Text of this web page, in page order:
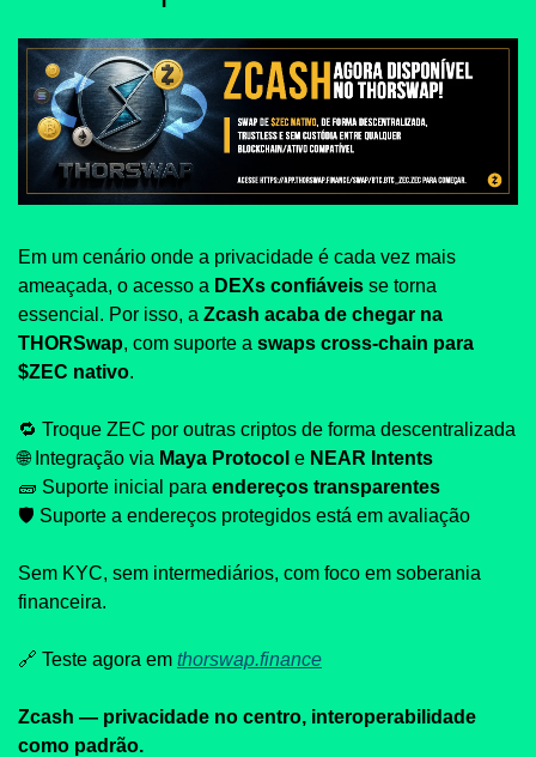
Em um cenário onde a privacidade é cada vez mais
ameaçada, o acesso a DEXs confiáveis se torna
essencial. Por isso, a Zcash acaba de chegar na
THORSwap, com suporte a swaps cross-chain para
$ZEC nativo.
🔁 Troque ZEC por outras criptos de forma descentralizada
🌐 Integração via Maya Protocol e NEAR Intents
🧱 Suporte inicial para endereços transparentes
🛡️ Suporte a endereços protegidos está em avaliação
Sem KYC, sem intermediários, com foco em soberania
financeira.
🔗 Teste agora em thorswap.finance
Zcash — privacidade no centro, interoperabilidade
como padrão.